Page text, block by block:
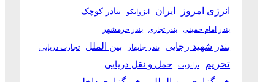
انرژی امروز ایران ایزوایکو بنادر کوچک
بندر امام خمینی بندر تجاری بندر خرمشهر
بندر شهید رجایی بندر چابهار بین الملل تجارت دریایی
تحریم ترانزیت حمل و نقل دریایی